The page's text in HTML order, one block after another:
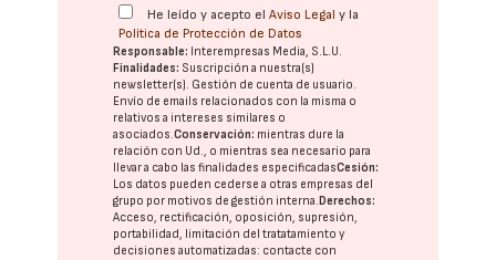
He leído y acepto elAviso Legal y la
Política de Protección de Datos
Responsable: Interempresas Media, S.L.U.
Finalidades: Suscripción a nuestra(s)
newsletter(s). Gestión de cuenta de usuario.
Envío de emails relacionados con la misma o
relativos a intereses similares o
asociados.Conservación: mientras dure la
relación con Ud., o mientras sea necesario para
llevar a cabo las finalidades especificadasCesión:
Los datos pueden cederse a otras empresas del
grupo por motivos de gestión interna.Derechos:
Acceso, rectificación, oposición, supresión,
portabilidad, limitación del tratatamiento y
decisiones automatizadas: contacte con